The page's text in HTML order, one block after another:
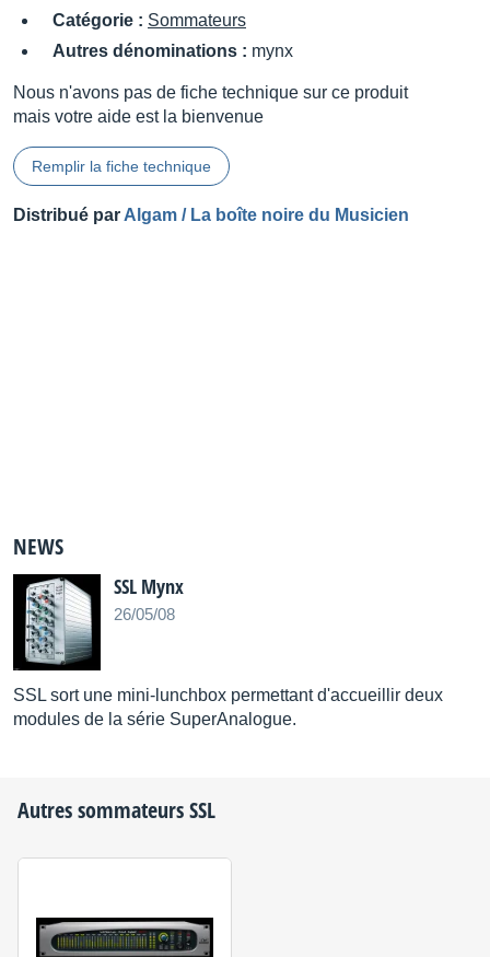
Catégorie : Sommateurs
Autres dénominations : mynx
Nous n'avons pas de fiche technique sur ce produit
mais votre aide est la bienvenue
Remplir la fiche technique
Distribué par Algam / La boîte noire du Musicien
NEWS
SSL Mynx
26/05/08
SSL sort une mini-lunchbox permettant d'accueillir deux
modules de la série SuperAnalogue.
Autres sommateursSSL